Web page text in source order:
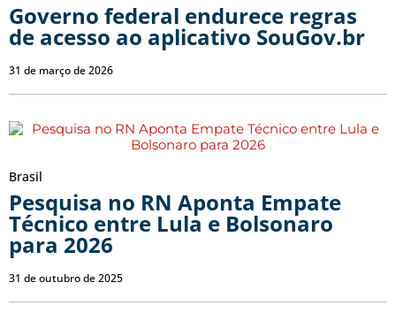
Governo federal endurece regras
de acesso ao aplicativo SouGov.br
31 de março de 2026
Brasil
Pesquisa no RN Aponta Empate
Técnico entre Lula e Bolsonaro
para 2026
31 de outubro de 2025